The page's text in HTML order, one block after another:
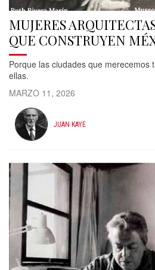
MUJERES
QUE CONSTRUYEN
Porque las ciudades que merecemos
ellas.
MARZO 11, 2026
JUAN KAYE